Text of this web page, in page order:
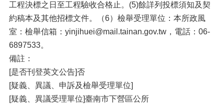
工程決標之日至工程驗收合格止。(5)餘詳列投標須知及契
約稿本及其他招標文件。（6）檢舉受理單位：本所政風
室：檢舉信箱：yinjihuei@mail.tainan.gov.tw，電話：06-
6897533。
備註：
[是否刊登英文公告]否
[疑義、異議、申訴及檢舉受理單位]
[疑義、異議受理單位]臺南市下營區公所